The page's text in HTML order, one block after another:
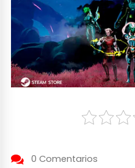
0 Comentarios